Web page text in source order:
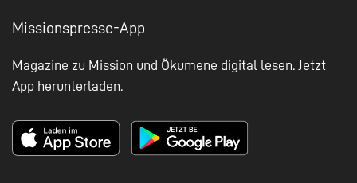
Missionspresse-App
Magazine zu Mission und Ökumene digital lesen. Jetzt
App herunterladen.